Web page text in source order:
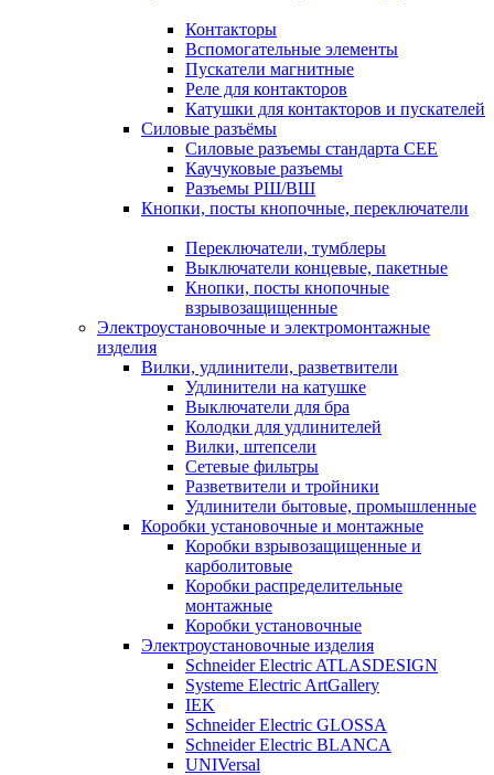
Контакторы
Вспомогательные элементы
Пускатели магнитные
Реле для контакторов
Катушки для контакторов и пускателей
Силовые разъёмы
Силовые разъемы стандарта СЕЕ
Каучуковые разъемы
Разъемы РШ/ВШ
Кнопки, посты кнопочные, переключатели
Переключатели, тумблеры
Выключатели концевые, пакетные
Кнопки, посты кнопочные
взрывозащищенные
Электроустановочные и электромонтажные
изделия
Вилки, удлинители, разветвители
Удлинители на катушке
Выключатели для бра
Колодки для удлинителей
Вилки, штепсели
Сетевые фильтры
Разветвители и тройники
Удлинители бытовые, промышленные
Коробки установочные и монтажные
Коробки взрывозащищенные и
карболитовые
Коробки распределительные
монтажные
Коробки установочные
Электроустановочные изделия
Schneider Electric ATLASDESIGN
Systeme Electric ArtGallery
IEK
Schneider Electric GLOSSA
Schneider Electric BLANCA
UNIVersal